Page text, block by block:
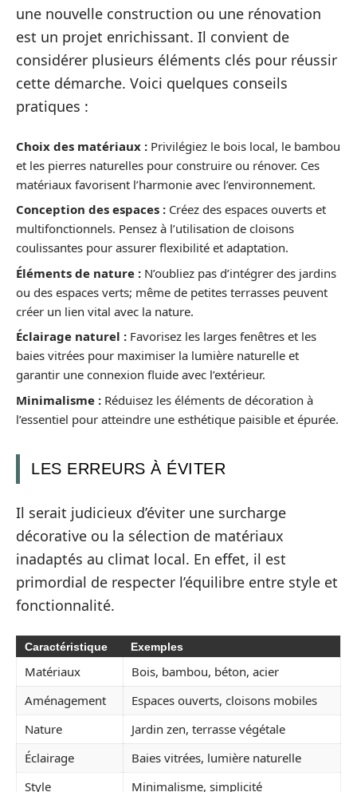
une nouvelle construction ou une rénovation
est un projet enrichissant. Il convient de
considérer plusieurs éléments clés pour réussir
cette démarche. Voici quelques conseils
pratiques :
Choix des matériaux : Privilégiez le bois local, le bambou
et les pierres naturelles pour construire ou rénover. Ces
matériaux favorisent l’harmonie avec l’environnement.
Conception des espaces : Créez des espaces ouverts et
multifonctionnels. Pensez à l’utilisation de cloisons
coulissantes pour assurer flexibilité et adaptation.
Éléments de nature : N’oubliez pas d’intégrer des jardins
ou des espaces verts; même de petites terrasses peuvent
créer un lien vital avec la nature.
Éclairage naturel : Favorisez les larges fenêtres et les
baies vitrées pour maximiser la lumière naturelle et
garantir une connexion fluide avec l’extérieur.
Minimalisme : Réduisez les éléments de décoration à
l’essentiel pour atteindre une esthétique paisible et épurée.
LES ERREURS À ÉVITER
Il serait judicieux d’éviter une surcharge
décorative ou la sélection de matériaux
inadaptés au climat local. En effet, il est
primordial de respecter l’équilibre entre style et
fonctionnalité.
Caractéristique Exemples
Matériaux
Bois, bambou, béton, acier
Aménagement
Espaces ouverts, cloisons mobiles
Nature
Jardin zen, terrasse végétale
Éclairage
Baies vitrées, lumière naturelle
Style
Minimalisme, simplicité